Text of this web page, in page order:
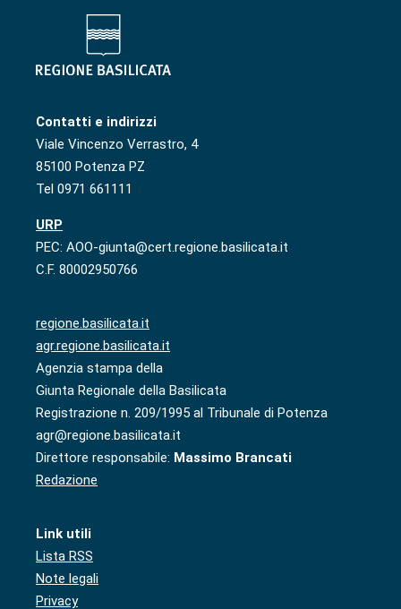
Contatti e indirizzi
Viale Vincenzo Verrastro, 4
85100 Potenza PZ
Tel 0971 661111
URP
PEC: AOO-giunta@cert.regione.basilicata.it
C.F. 80002950766
regione.basilicata.it
agr.regione.basilicata.it
Agenzia stampa della
Giunta Regionale della Basilicata
Registrazione n. 209/1995 al Tribunale di Potenza
agr@regione.basilicata.it
Direttore responsabile: Massimo Brancati
Redazione
Link utili
Lista RSS
Note legali
Privacy